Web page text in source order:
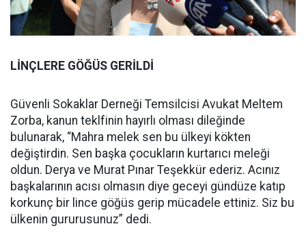
LİNÇLERE GÖĞÜS GERİLDİ
Güvenli Sokaklar Derneği Temsilcisi Avukat Meltem
Zorba, kanun teklfinin hayırlı olması dileğinde
bulunarak, “Mahra melek sen bu ülkeyi kökten
değiştirdin. Sen başka çocukların kurtarıcı meleği
oldun. Derya ve Murat Pınar Teşekkür ederiz. Acınız
başkalarının acısı olmasın diye geceyi gündüze katıp
korkunç bir lince göğüs gerip mücadele ettiniz. Siz bu
ülkenin gururusunuz” dedi.